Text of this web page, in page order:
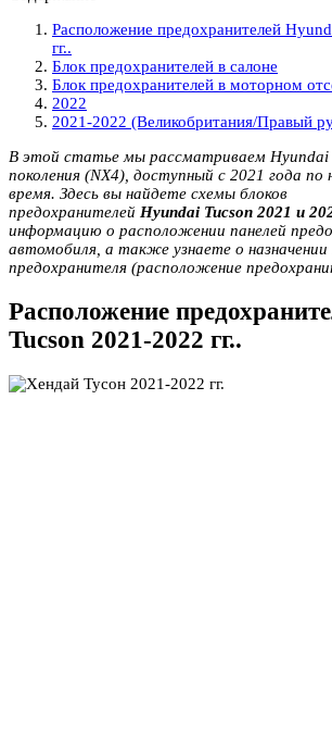
Расположение предохранителей
гг..
Блок предохранителей в салоне
Блок предохранителей в моторном
2022
2021-2022 (Великобритания/Правый
В этой статье мы рассматриваем Hyundai
поколения (NX4), доступный с 2021 года по
время. Здесь вы найдете схемы блоков
предохранителей Hyundai Tucson 2021 и
информацию о расположении панелей
автомобиля, а также узнаете о
предохранителя (расположение
Расположение
Tucson 2021-2022 гг..